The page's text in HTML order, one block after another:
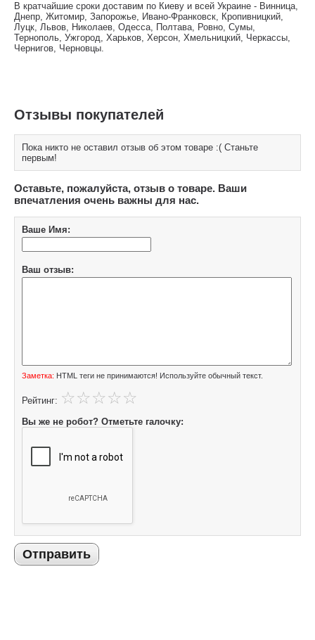
В кратчайшие сроки доставим по Киеву и всей Украине - Винница,
Днепр, Житомир, Запорожье, Ивано-Франковск, Кропивницкий,
Луцк, Львов, Николаев, Одесса, Полтава, Ровно, Сумы,
Тернополь, Ужгород, Харьков, Херсон, Хмельницкий, Черкассы,
Чернигов, Черновцы.
Отзывы покупателей
Пока никто не оставил отзыв об этом товаре :( Станьте
первым!
Оставьте, пожалуйста, отзыв о товаре. Ваши
впечатления очень важны для нас.
Ваше Имя:
Ваш отзыв:
Заметка: HTML теги не принимаются! Используйте обычный текст.
Рейтинг:
Вы же не робот? Отметьте галочку:
Отправить